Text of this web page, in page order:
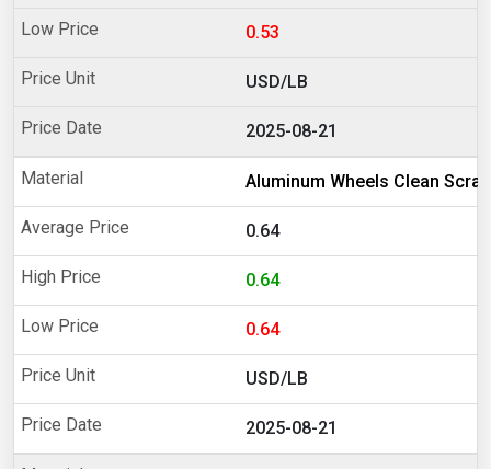
0.53
USD/LB
2025-08-21
Aluminum Wheels Clean Scrap
0.64
0.64
0.64
USD/LB
2025-08-21